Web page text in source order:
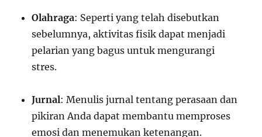
Olahraga: Seperti yang telah disebutkan
sebelumnya, aktivitas fisik dapat menjadi
pelarian yang bagus untuk mengurangi
stres.
Jurnal: Menulis jurnal tentang perasaan dan
pikiran Anda dapat membantu memproses
emosi dan menemukan ketenangan.